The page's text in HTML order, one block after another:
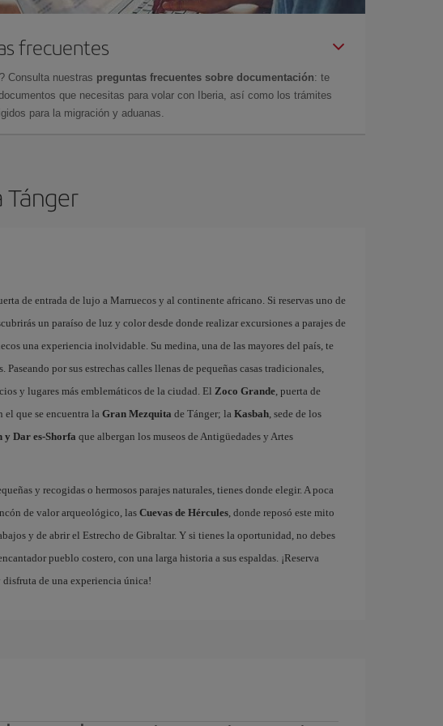
frecuentes
Consulta nuestras preguntas frecuentes sobre documentación: te
que necesitas para volar con Iberia, así como los trámites
para la migración y aduanas.
de entrada de lujo a Marruecos y al continente africano. Si reservas uno de
un paraíso de luz y color desde donde realizar excursiones a parajes de
una experiencia inolvidable. Su medina, una de las mayores del país, te
Paseando por sus estrechas calles llenas de pequeñas casas tradicionales,
y lugares más emblemáticos de la ciudad. El Zoco Grande, puerta de
el que se encuentra laGran Mezquita de Tánger; la Kasbah, sede de los
y Dar es-Shorfa que albergan los museos de Antigüedades y Artes
y recogidas o hermosos parajes naturales, tienes donde elegir. A poca
de valor arqueológico, las Cuevas de Hércules, donde reposó este mito
y de abrir el Estrecho de Gibraltar. Y si tienes la oportunidad, no debes
pueblo costero, con una larga historia a sus espaldas. ¡Reserva
de una experiencia única!